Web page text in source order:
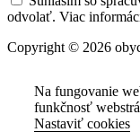
odvolať. Viac
Copyright © 2026
Na fungovanie
funkčnosť
Nastaviť cookies